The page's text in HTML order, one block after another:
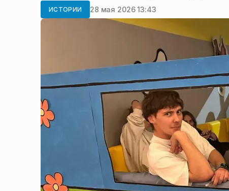
ИСТОРИИ 28 мая 2026 13:43